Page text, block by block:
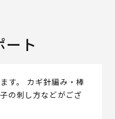
ート
す。 カギ針編み・棒
の刺し方などがござ